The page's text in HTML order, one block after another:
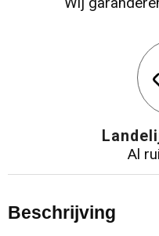
Wij
Al
Beschrijving